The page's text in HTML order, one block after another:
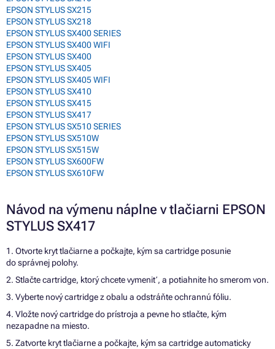
EPSON STYLUS SX215
EPSON STYLUS SX218
EPSON STYLUS SX400 SERIES
EPSON STYLUS SX400 WIFI
EPSON STYLUS SX400
EPSON STYLUS SX405
EPSON STYLUS SX405 WIFI
EPSON STYLUS SX410
EPSON STYLUS SX415
EPSON STYLUS SX417
EPSON STYLUS SX510 SERIES
EPSON STYLUS SX510W
EPSON STYLUS SX515W
EPSON STYLUS SX600FW
EPSON STYLUS SX610FW
Návod na výmenu náplne v tlačiarni EPSON
STYLUS SX417
1. Otvorte kryt tlačiarne a počkajte, kým sa cartridge posunie
do správnej polohy.
2. Stlačte cartridge, ktorý chcete vymeniť, a potiahnite ho smerom von.
3. Vyberte nový cartridge z obalu a odstráňte ochrannú fóliu.
4. Vložte nový cartridge do prístroja a pevne ho stlačte, kým
nezapadne na miesto.
5. Zatvorte kryt tlačiarne a počkajte, kým sa cartridge automaticky